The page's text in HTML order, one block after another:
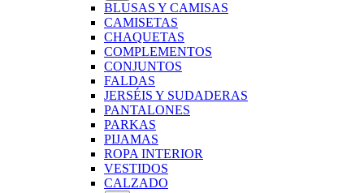
BLUSAS Y CAMISAS
CAMISETAS
CHAQUETAS
COMPLEMENTOS
CONJUNTOS
FALDAS
JERSÉIS Y SUDADERAS
PANTALONES
PARKAS
PIJAMAS
ROPA INTERIOR
VESTIDOS
CALZADO